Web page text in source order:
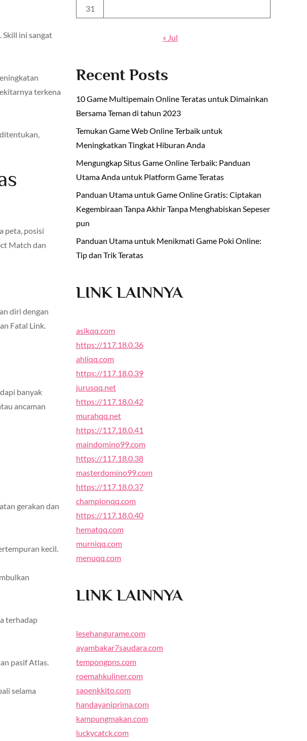
Skill ini sangat
terkena
peta, posisi
Match dan
diri dengan
Fatal Link.
banyak
ancaman
gerakan dan
kecil.
terhadap
pasif Atlas.
selama
31
« Jul
Recent Posts
10 Game Multipemain Online Teratas untuk Dimainkan
Bersama Teman di tahun 2023
Temukan Game Web Online Terbaik untuk
Meningkatkan Tingkat Hiburan Anda
Mengungkap Situs Game Online Terbaik: Panduan
Utama Anda untuk Platform Game Teratas
Panduan Utama untuk Game Online Gratis: Ciptakan
Kegembiraan Tanpa Akhir Tanpa Menghabiskan Sepeser
pun
Panduan Utama untuk Menikmati Game Poki Online:
Tip dan Trik Teratas
LINK LAINNYA
asikqq.com
https://117.18.0.36
ahliqq.com
https://117.18.0.39
jurusqq.net
https://117.18.0.42
murahqq.net
https://117.18.0.41
maindomino99.com
https://117.18.0.38
masterdomino99.com
https://117.18.0.37
championqq.com
https://117.18.0.40
hematqq.com
murniqq.com
menuqq.com
LINK LAINNYA
lesehangurame.com
ayambakar7saudara.com
tempongpns.com
roemahkuliner.com
saoenkkito.com
handayaniprima.com
kampungmakan.com
luckycatck.com